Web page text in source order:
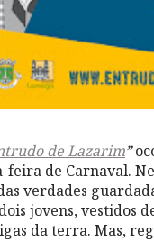
de Lazarim”
de Carnaval.
verdades
jovens, vestidos
da terra. Mas,